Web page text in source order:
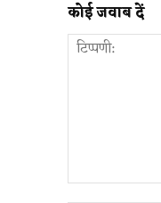
कोई जवाब दें